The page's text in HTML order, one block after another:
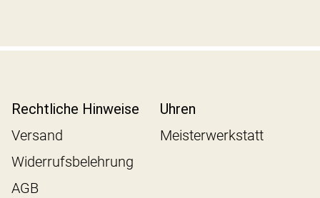
Rechtliche Hinweise
Versand
Widerrufsbelehrung
AGB
Uhren
Meisterwerkstatt